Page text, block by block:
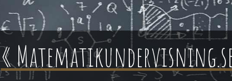
«